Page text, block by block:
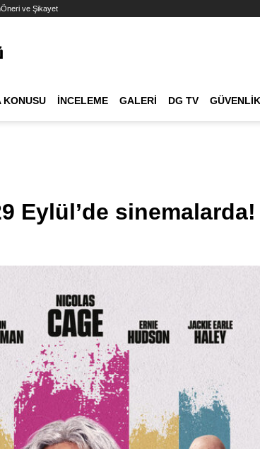
Öneri ve Şikayet
KONUSU İNCELEME GALERI DG TV GÜVENLIK
Eylül’de sinemalarda!